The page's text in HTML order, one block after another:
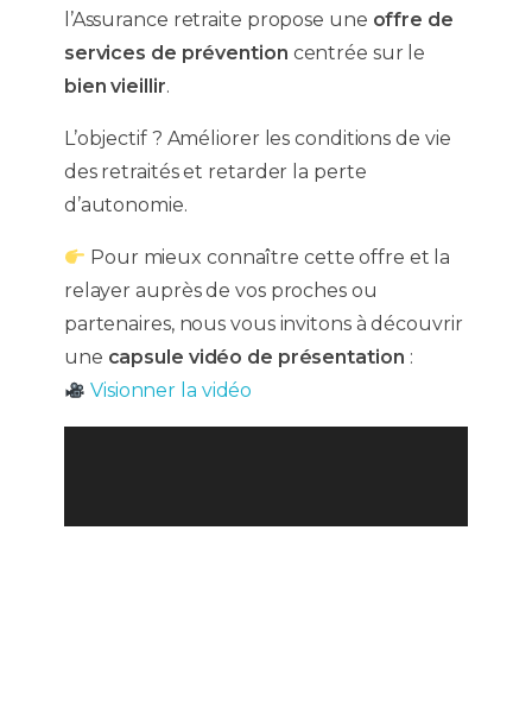
l’Assurance retraite propose une offre de
services de prévention centrée sur le
bien vieillir.
L’objectif ? Améliorer les conditions de vie
des retraités et retarder la perte
d’autonomie.
Pour mieux connaître cette offre et la
relayer auprès de vos proches ou
partenaires, nous vous invitons à découvrir
une capsule vidéo de présentation :
Visionner la vidéo